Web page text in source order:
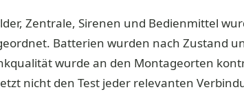
Zentrale, Sirenen und Bedienmittel
Batterien wurden nach Zustand
wurde an den Montageorten
nicht den Test jeder relevanten